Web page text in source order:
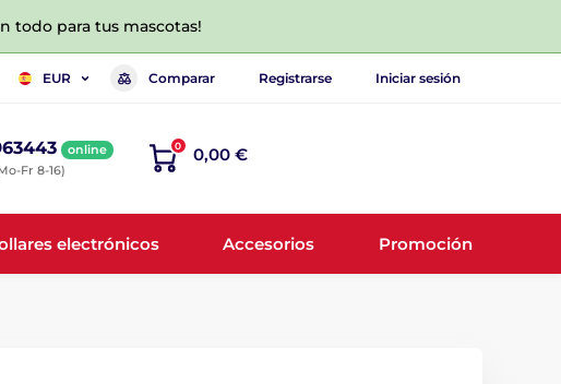
todo para tus mascotas!
EUR Comparar Registrarse Iniciar sesión
online
Fr 8-16)
0 0,00 €
electrónicos Accesorios Promoción